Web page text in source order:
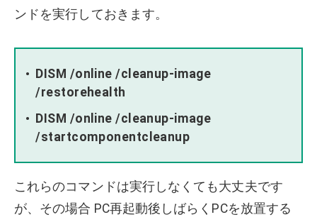
ンドを実行しておきます。
DISM /online /cleanup-image
/restorehealth
DISM /online /cleanup-image
/startcomponentcleanup
これらのコマンドは実行しなくても大丈夫です
が、その場合 PC再起動後しばらくPCを放置する